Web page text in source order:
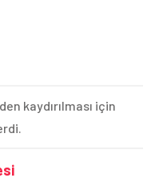
kaydırılması için